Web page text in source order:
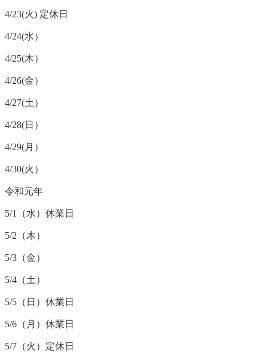
4/23(火) 定休日
4/24(水）
4/25(木）
4/26(金）
4/27(土）
4/28(日）
4/29(月）
4/30(火）
令和元年
5/1（水）休業日
5/2（木）
5/3（金）
5/4（土）
5/5（日）休業日
5/6（月）休業日
5/7（火）定休日